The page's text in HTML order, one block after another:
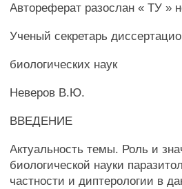
Автореферат разослан « ТУ »
Ученый секретарь
биологических наук
Неверов В.Ю.
ВВЕДЕНИЕ
Актуальность темы. Роль и
биологической науки
частности и диптерологии в